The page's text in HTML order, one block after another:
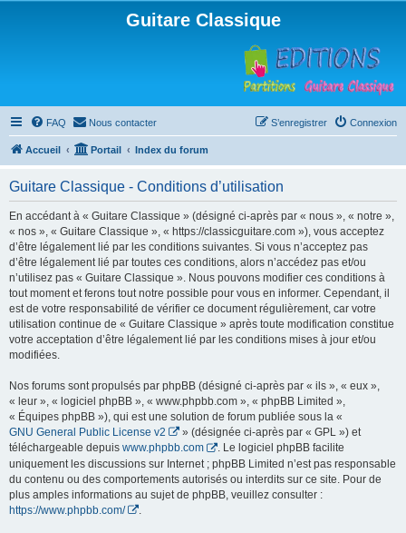
Guitare Classique
FAQ Nous contacter Connexion
S’enregistrer
Accueil Portail Index du forum
Guitare Classique - Conditions d’utilisation
En accédant à « Guitare Classique » (désigné ci-après par « nous », « notre »,
« nos », « Guitare Classique », « https://classicguitare.com »), vous acceptez
d’être légalement lié par les conditions suivantes. Si vous n’acceptez pas
d’être légalement lié par toutes ces conditions, alors n’accédez pas et/ou
n’utilisez pas « Guitare Classique ». Nous pouvons modifier ces conditions à
tout moment et ferons tout notre possible pour vous en informer. Cependant, il
est de votre responsabilité de vérifier ce document régulièrement, car votre
utilisation continue de « Guitare Classique » après toute modification constitue
votre acceptation d’être légalement lié par les conditions mises à jour et/ou
modifiées.
Nos forums sont propulsés par phpBB (désigné ci-après par « ils », « eux »,
« leur », « logiciel phpBB », « www.phpbb.com », « phpBB Limited »,
« Équipes phpBB »), qui est une solution de forum publiée sous la «
GNU General Public License v2
» (désignée ci-après par « GPL ») et
téléchargeable depuis www.phpbb.com
. Le logiciel phpBB facilite
uniquement les discussions sur Internet ; phpBB Limited n’est pas responsable
du contenu ou des comportements autorisés ou interdits sur ce site. Pour de
plus amples informations au sujet de phpBB, veuillez consulter :
https://www.phpbb.com/